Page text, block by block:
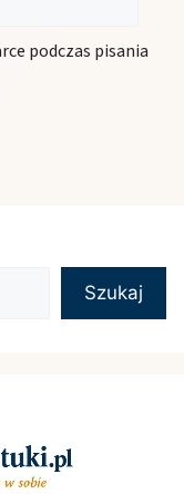
podczas pisania
Szukaj